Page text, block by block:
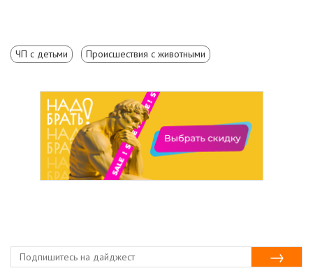
ЧП с детьми Происшествия с животными